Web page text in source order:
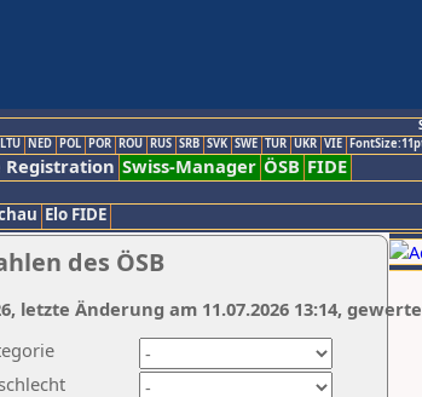
LTU NED POL POR ROU RUS SRB SVK SWE TUR UKR VIE
Registration Swiss-Manager ÖSB FIDE
Elo FIDE
des ÖSB
letzte Änderung am 11.07.2026 13:14,